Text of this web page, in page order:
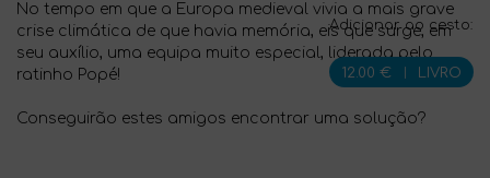
No tempo em que a Europa medieval vivia a mais grave
crise climática de que havia memória, eis que surge, em
seu auxílio, uma equipa muito especial, liderada pelo
ratinho Popé!
Conseguirão estes amigos encontrar uma solução?
Adicionar ao cesto:
12.00 € LIVRO